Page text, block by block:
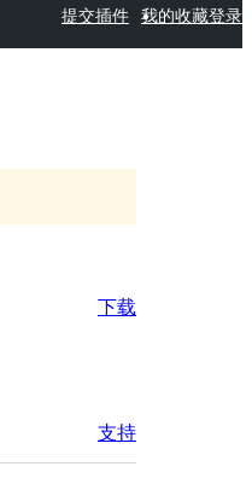
提交插件 我的收藏登录
下载
支持